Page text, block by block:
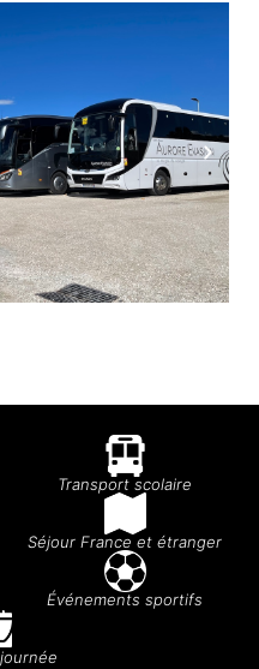
Transport scolaire
Séjour France et étranger
Événements sportifs